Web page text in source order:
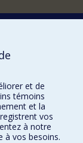
et de
témoins
et la
vos
à notre
à vos besoins.